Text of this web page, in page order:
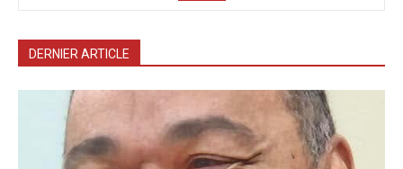
DERNIER ARTICLE